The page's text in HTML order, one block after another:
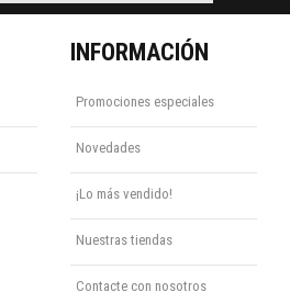
INFORMACIÓN
Promociones especiales
Novedades
¡Lo más vendido!
Nuestras tiendas
Contacte con nosotros